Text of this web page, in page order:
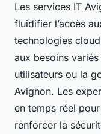
Les services IT
fluidifier l’accès
technologies
aux besoins
utilisateurs ou la
Avignon. Les
en temps réel
renforcer la